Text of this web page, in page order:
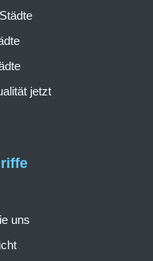
uns
jetzt